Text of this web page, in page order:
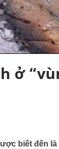
ở
biết đến là